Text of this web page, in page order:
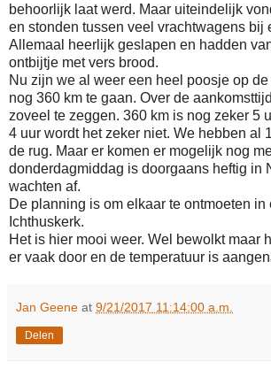
behoorlijk laat werd. Maar uiteindelijk
en stonden tussen veel vrachtwagens bij
Allemaal heerlijk geslapen en hadden
ontbijtje met vers brood.
Nu zijn we al weer een heel poosje op
nog 360 km te gaan. Over de
zoveel te zeggen. 360 km is nog zeker 5
4 uur wordt het zeker niet. We hebben al
de rug. Maar er komen er mogelijk nog
donderdagmiddag is doorgaans heftig in
wachten af.
De planning is om elkaar te ontmoeten
Ichthuskerk.
Het is hier mooi weer. Wel bewolkt maar
er vaak door en de temperatuur is
Jan Geene at 9/21/2017 11:14:00 a.m.
Delen